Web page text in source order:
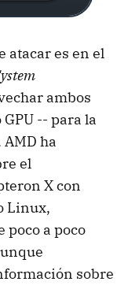
atacar es en el
ambos
-- para la
ha
el
X con
Linux,
poco a poco
sobre